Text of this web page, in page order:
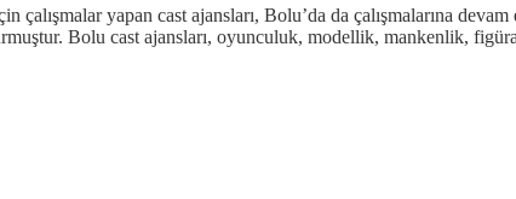
yapan cast ajansları, Bolu’da da çalışmalarına
Bolu cast ajansları, oyunculuk, modellik, mankenlik,